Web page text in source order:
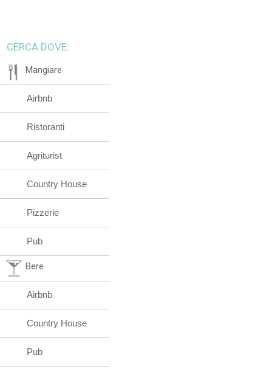
CERCA DOVE:
Mangiare
Airbnb
Ristoranti
Agriturist
Country House
Pizzerie
Pub
Bere
Airbnb
Country House
Pub